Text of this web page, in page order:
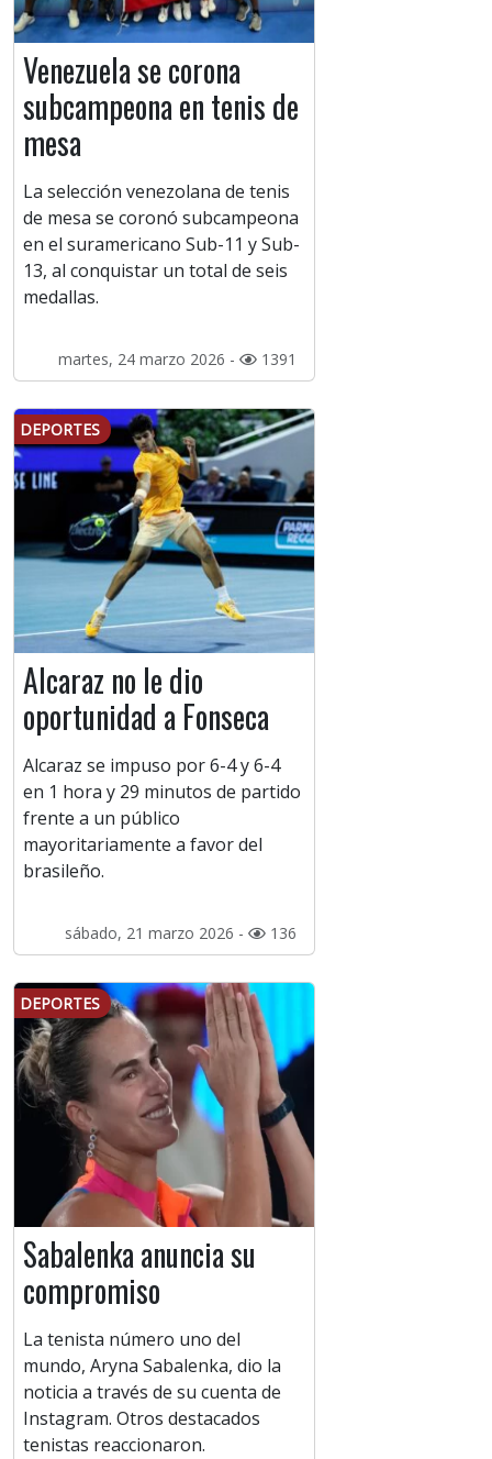
Venezuela se corona
subcampeona en tenis de
mesa
La selección venezolana de tenis
de mesa se coronó subcampeona
en el suramericano Sub-11 y Sub-
13, al conquistar un total de seis
medallas.
martes, 24 marzo 2026 - 1391
DEPORTES
Alcaraz no le dio
oportunidad a Fonseca
Alcaraz se impuso por 6-4 y 6-4
en 1 hora y 29 minutos de partido
frente a un público
mayoritariamente a favor del
brasileño.
sábado, 21 marzo 2026 - 136
DEPORTES
Sabalenka anuncia su
compromiso
La tenista número uno del
mundo, Aryna Sabalenka, dio la
noticia a través de su cuenta de
Instagram. Otros destacados
tenistas reaccionaron.